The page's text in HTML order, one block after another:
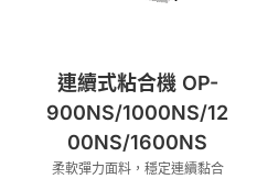
連續式粘合機 OP-
900NS/1000NS/12
00NS/1600NS
柔軟彈力面料，穩定連續黏合